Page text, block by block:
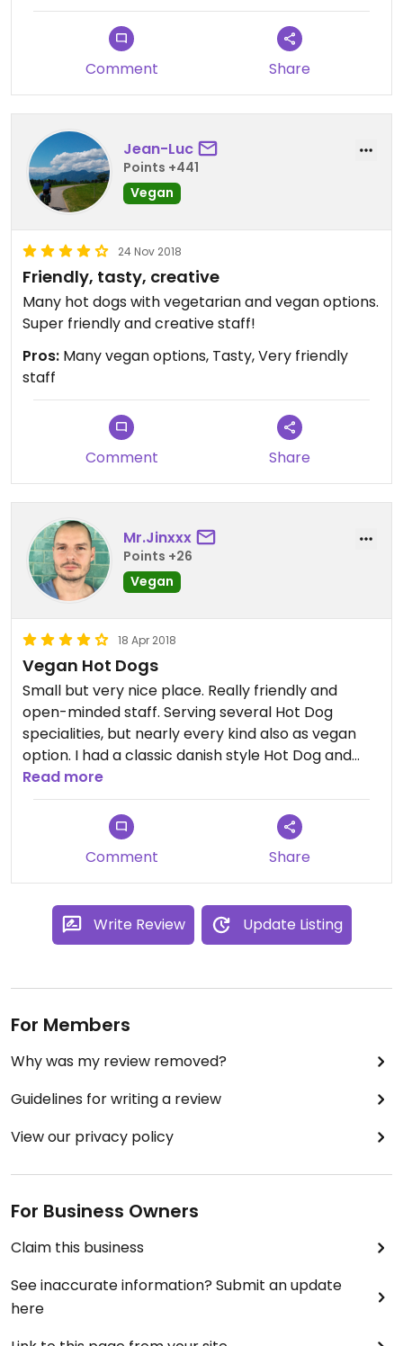
Comment Share
Jean-Luc
Points +441
Vegan
24 Nov 2018
Friendly, tasty, creative
Many hot dogs with vegetarian and vegan options.
Super friendly and creative staff!
Pros: Many vegan options, Tasty, Very friendly
staff
Comment Share
Mr.Jinxxx
Points +26
Vegan
18 Apr 2018
Vegan Hot Dogs
Small but very nice place. Really friendly and
open-minded staff. Serving several Hot Dog
specialities, but nearly every kind also as vegan
option. I had a classic danish style Hot Dog and
was surprised by the good quality of the sausage
(soy). Highest possible vote for non vegetarian
restaurants are four stars- So clear
recommendation:)
Read more
Comment Share
Write Review Update Listing
For Members
Why was my review removed?
Guidelines for writing a review
View our privacy policy
For Business Owners
Claim this business
See inaccurate information? Submit an update
here